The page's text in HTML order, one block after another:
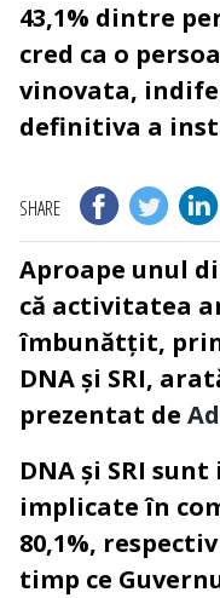
43,1% dintre
cred ca o
vinovata,
definitiva a
SHARE
Aproape unul
că activitatea
îmbunătțit,
DNA și SRI,
prezentat de
DNA și SRI
implicate în
80,1%,
timp ce